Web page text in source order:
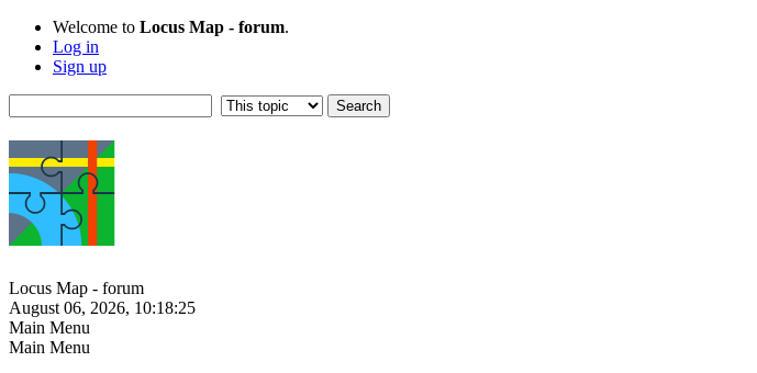
Welcome to Locus Map - forum.
Log in
Sign up
Locus Map - forum
August 06, 2026, 10:18:25
Main Menu
Main Menu